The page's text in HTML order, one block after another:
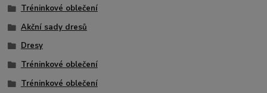
Tréninkové oblečení
Akční sady dresů
Dresy
Tréninkové oblečení
Tréninkové oblečení